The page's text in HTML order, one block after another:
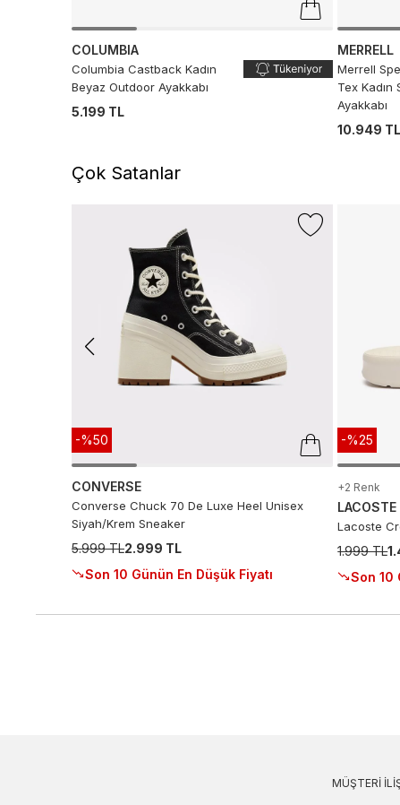
COLUMBIA
Columbia Castback Kadın
Beyaz Outdoor Ayakkabı
5.199 TL
MERRELL
Merrell
Tex Kadın
Ayakkabı
10.949 TL
Çok Satanlar
-%50
CONVERSE
Converse Chuck 70 De Luxe Heel Unisex
Siyah/Krem Sneaker
5.999 TL2.999 TL
Son 10 Günün En Düşük Fiyatı
-%25
+2 Renk
LACOSTE
Lacoste
1.999 TL
Son 10
MÜŞTERI